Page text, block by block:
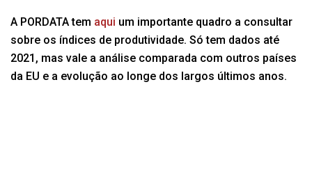
A PORDATA tem aqui um importante quadro a consultar
sobre os índices de produtividade. Só tem dados até
2021, mas vale a análise comparada com outros países
da EU e a evolução ao longe dos largos últimos anos.